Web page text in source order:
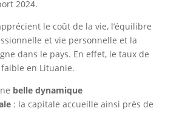
2024.
le coût de la vie, l’équilibre
et vie personnelle et la
dans le pays. En effet, le taux de
en Lituanie.
belle dynamique
: la capitale accueille ainsi près de